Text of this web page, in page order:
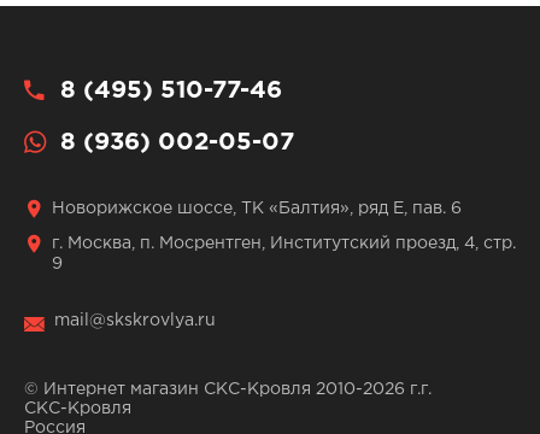
8 (495) 510-77-46
8 (936) 002-05-07
Новорижское шоссе, ТК «Балтия», ряд Е, пав. 6
г. Москва, п. Мосрентген, Институтский проезд, 4, стр.
9
mail@skskrovlya.ru
© Интернет магазин СКС-Кровля 2010-2026 г.г.
СКС-Кровля
Россия